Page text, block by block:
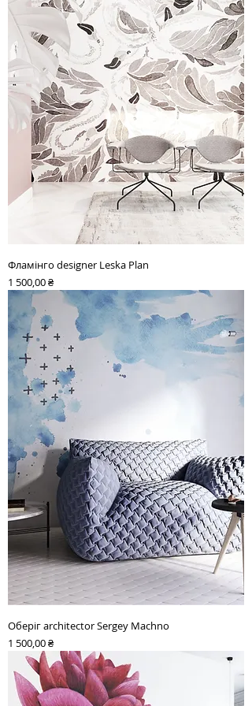
Фламінго designer Leska Plan
Ціна
1 500,00 ₴
Оберіг architector Sergey Machno
Ціна
1 500,00 ₴